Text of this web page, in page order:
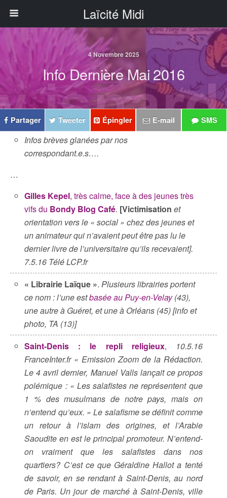
Laïcité Midi
4 Novembre 2025
Info Dernière Mai 2016
Partager Tweeter Épingler E-mail SMS
Infos brèves glanées par nos
correspondant.e.s….
…
Gilles Kepel, très calme, face à des jeunes très
vifs du Bondy Blog Café. [Victimisation et
orientation vers le « social » chez des jeunes et
un animateur qui n’avaient peut être pas lu le
dernier livre de l’universitaire qu’ils recevaient].
7.5.16 Télé LCP.fr
« Librairie Laïque ».Plusieurs librairies portent
ce nom : l’une estbasée au Puy-en-Velay(43),
une autre à Guéret, et une à Orléans (45) [info et
photo, TA (13)]
Saint-Denis : le repli religieux,
10.5.16
FranceInter.fr « Emission Zoom de la Rédaction.
Le 4 avril dernier, Manuel Valls lançait ce propos
polémique : « Les salafistes ne représentent que
1 % des musulmans de notre pays, mais on
n’entend qu’eux. » Le salafisme se définit comme
un retour à l’islam des origines, et l’Arabie
Saoudite en est le principal promoteur. N’entend-
on vraiment que les salafistes dans nos
quartiers? C’est ce que Géraldine Hallot a tenté
de savoir, en se rendant à Saint-Denis, au nord
de Paris. Un jour de marché à Saint-Denis, ville